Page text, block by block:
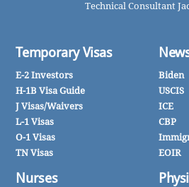
Technical Consultant
Biden
USCIS
ICE
CBP
EOIR
Temporary Visas
E-2 Investors
H-1B Visa Guide
J Visas/Waivers
L-1 Visas
O-1 Visas
TN Visas
Nurses